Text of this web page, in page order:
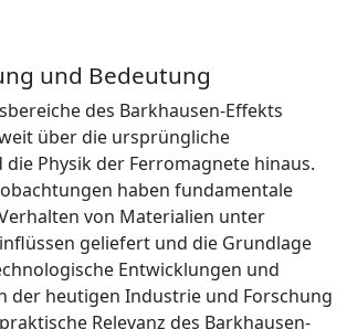
und Bedeutung
des Barkhausen-Effekts
über die ursprüngliche
Physik der Ferromagnete hinaus.
haben fundamentale
von Materialien unter
geliefert und die Grundlage
Entwicklungen und
der heutigen Industrie und Forschung
Relevanz des Barkhausen-